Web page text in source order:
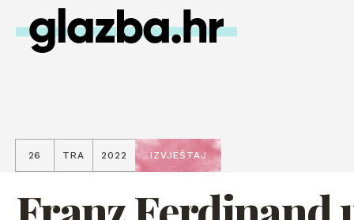
26 TRA 2022 IZVJEŠTAJ